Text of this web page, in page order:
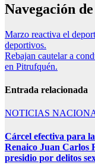
Navegación
Marzo reactiva el
deportivos.
Rebajan cautelar a
en Pitrufquén.
Entrada relacionada
NOTICIAS
Cárcel efectiva para
Renaico Juan Carlos
presidio por delitos